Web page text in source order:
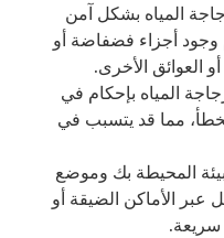
المياه بشكل آمن
أجزاء فضفاضة أو
العوائق الأخرى.
المياه بإحكام في
مما قد يتسبب في
المحيطة بك وموضع
عبر الأماكن الضيقة أو